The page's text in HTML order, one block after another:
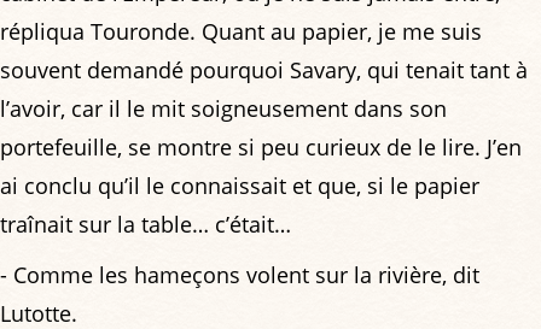
répliqua Touronde. Quant au papier, je me suis
souvent demandé pourquoi Savary, qui tenait tant à
l’avoir, car il le mit soigneusement dans son
portefeuille, se montre si peu curieux de le lire. J’en
ai conclu qu’il le connaissait et que, si le papier
traînait sur la table… c’était…
- Comme les hameçons volent sur la rivière, dit
Lutotte.